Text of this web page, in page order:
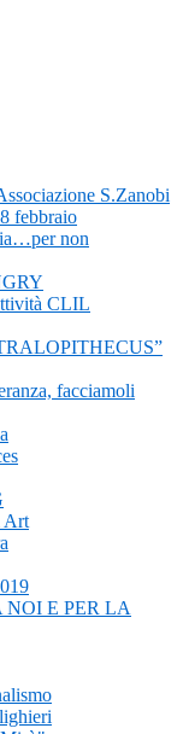
S.Zanobi
febbraio
non
CLIL
facciamoli
Art
NOI E PER LA